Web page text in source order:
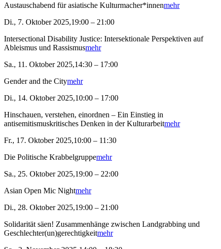
Austauschabend für asiatische Kulturmacher*innenmehr
Di., 7. Oktober 2025,19:00 – 21:00
Intersectional Disability Justice: Intersektionale Perspektiven auf
Ableismus und Rassismusmehr
Sa., 11. Oktober 2025,14:30 – 17:00
Gender and the Citymehr
Di., 14. Oktober 2025,10:00 – 17:00
Hinschauen, verstehen, einordnen – Ein Einstieg in
antisemitismuskritisches Denken in der Kulturarbeitmehr
Fr., 17. Oktober 2025,10:00 – 11:30
Die Politische Krabbelgruppemehr
Sa., 25. Oktober 2025,19:00 – 22:00
Asian Open Mic Nightmehr
Di., 28. Oktober 2025,19:00 – 21:00
Solidarität säen! Zusammenhänge zwischen Landgrabbing und
Geschlechter(un)gerechtigkeitmehr